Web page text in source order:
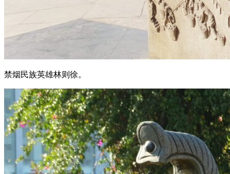
禁烟民族英雄林则徐。